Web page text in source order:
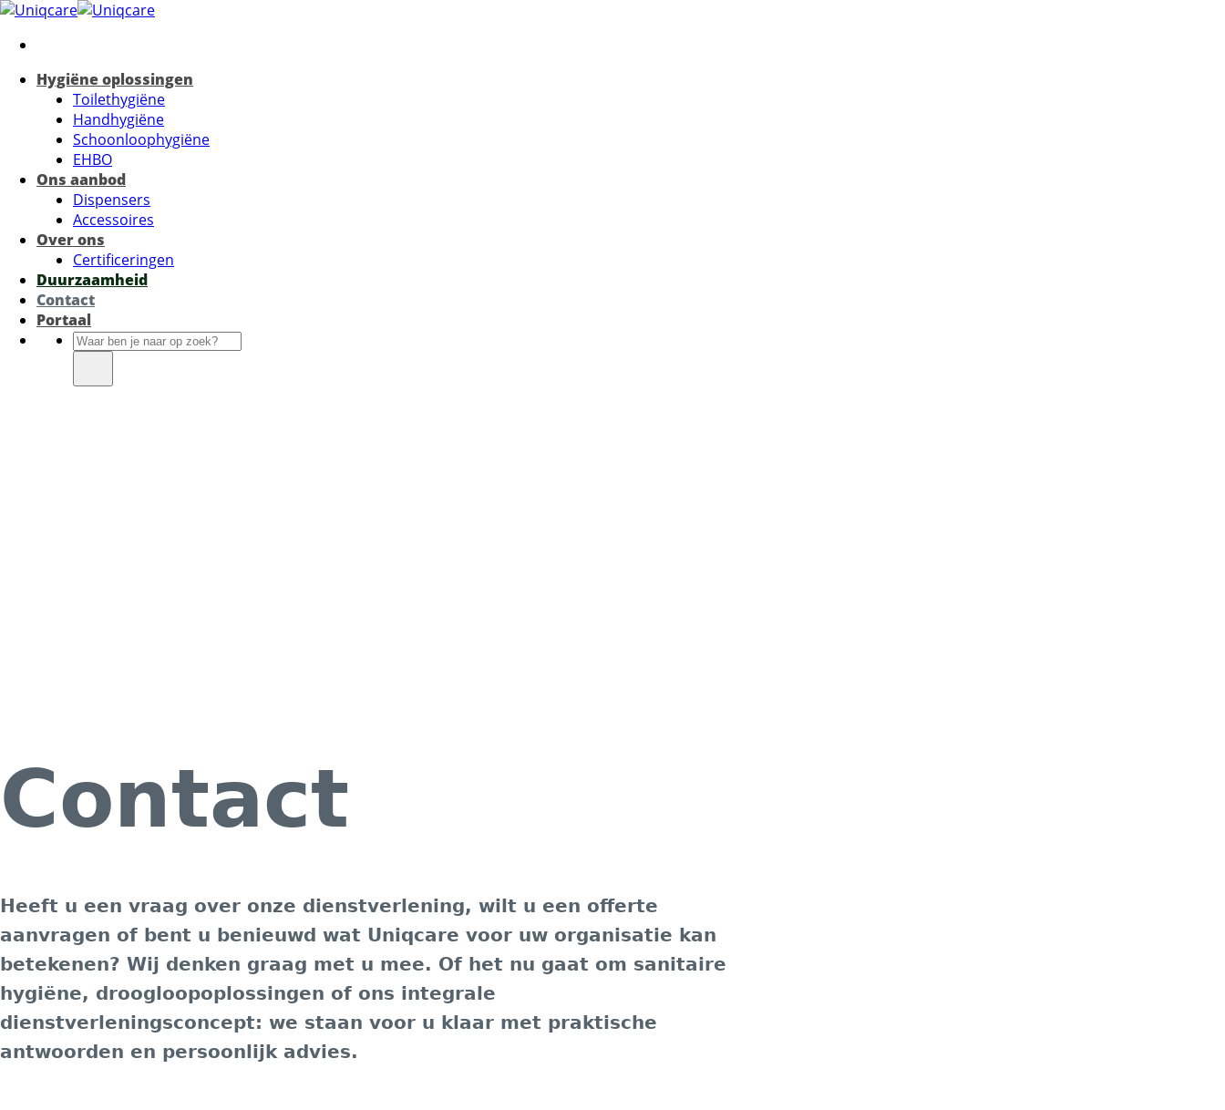
Ga
inhoud
Hygiëne oplossingen
Toilethygiëne
Handhygiëne
Schoonloophygiëne
EHBO
Ons aanbod
Dispensers
Accessoires
Over ons
Certificeringen
Duurzaamheid
Contact
Portaal
Zoeken
naar:
Contact
Heeft u een vraag over onze dienstverlening, wilt u een offerte
aanvragen of bent u benieuwd wat Uniqcare voor uw organisatie kan
betekenen? Wij denken graag met u mee. Of het nu gaat om sanitaire
hygiëne, droogloopoplossingen of ons integrale
dienstverleningsconcept: we staan voor u klaar met praktische
antwoorden en persoonlijk advies.